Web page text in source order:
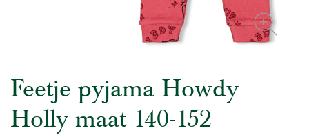
Feetje pyjama Howdy
Holly maat 140-152